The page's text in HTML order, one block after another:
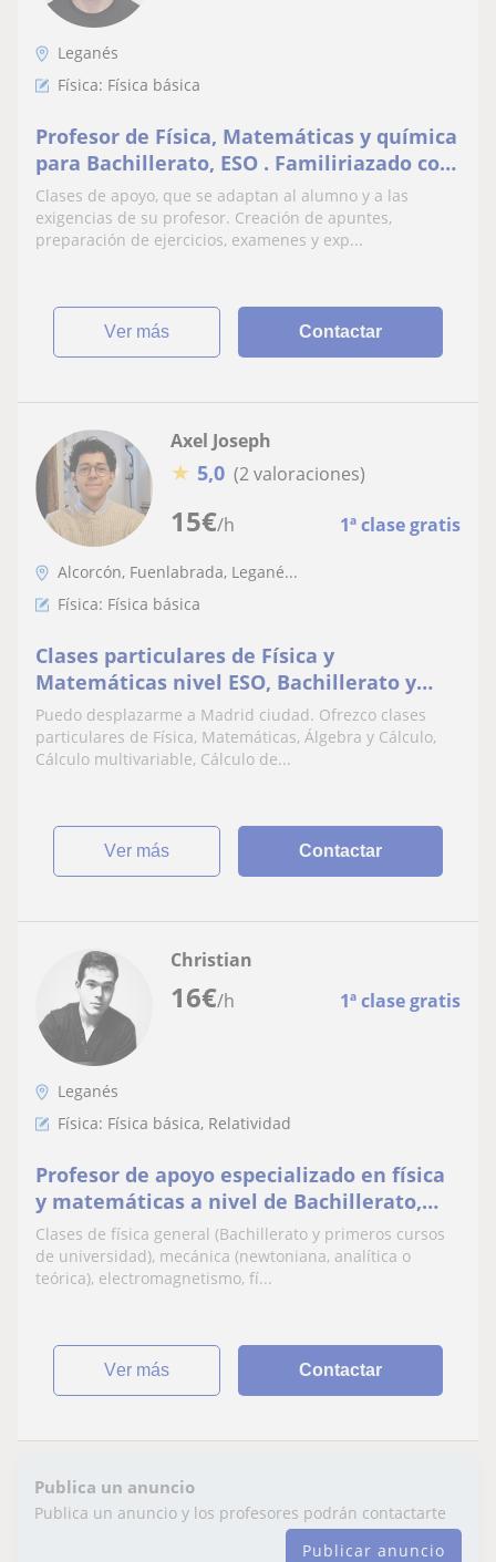
Leganés
Física: Física básica
Profesor de Física, Matemáticas y química
para Bachillerato, ESO . Familiriazado con
la PAU y examenes similares
Clases de apoyo, que se adaptan al alumno y a las
exigencias de su profesor. Creación de apuntes,
preparación de ejercicios, examenes y exp...
ver más Contactar
15€/h 1ª clase gratis
Axel Joseph
★ 5,0 (2 valoraciones)
Alcorcón, Fuenlabrada, Legané...
Física: Física básica
Clases particulares de Física y
Matemáticas nivel ESO, Bachillerato y
primer año de universidad. Estudiante de
Ingeniería Aeroespacial en Madrid.
También disponible en vacaciones de
Puedo desplazarme a Madrid ciudad. Ofrezco clases
particulares de Física, Matemáticas, Álgebra y Cálculo,
Cálculo multivariable, Cálculo de...
ver más Contactar
16€/h 1ª clase gratis
Christian
Leganés
Física: Física básica, Relatividad
Profesor de apoyo especializado en física
y matemáticas a nivel de Bachillerato,
universidad y todo aquel con inquietudes
físicas
Clases de física general (Bachillerato y primeros cursos
de universidad), mecánica (newtoniana, analítica o
teórica), electromagnetismo, fí...
ver más Contactar
Publica un anuncio
Publica un anuncio y los profesores podrán contactarte
Publicar anuncio